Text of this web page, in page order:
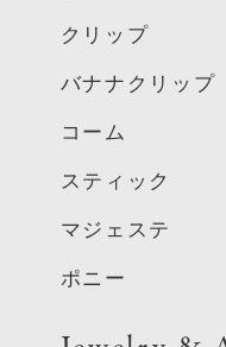
クリップ
バナナクリップ
コーム
スティック
マジェステ
ポニー